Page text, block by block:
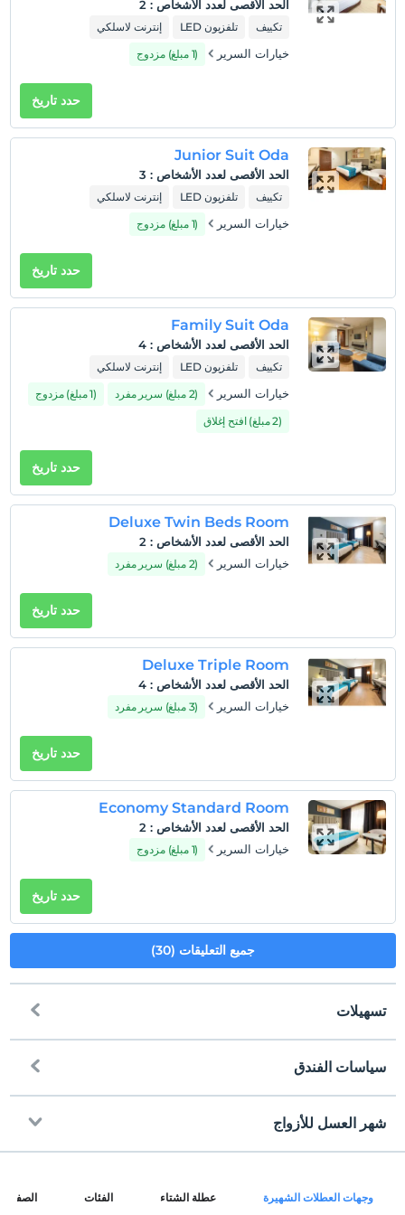
سياسات الفندق
حيوانات أليفة
غير مسموح بالحيوانات الأليفة
ممنوع التدخين في الغرفة
الحد الأقصى لعدد الأشخاص :
2
تكييف تلفزيون LED إنترنت لاسلكي
خيارات السرير (1 مبلغ) مزدوج
حدد تاريخ
Junior Suit Oda
الحد الأقصى لعدد الأشخاص :
3
تكييف تلفزيون LED إنترنت لاسلكي
خيارات السرير (1 مبلغ) مزدوج
حدد تاريخ
Family Suit Oda
الحد الأقصى لعدد الأشخاص :
4
تكييف تلفزيون LED إنترنت لاسلكي
خيارات السرير (2 مبلغ) سرير مفرد
(1 مبلغ) مزدوج
(2 مبلغ) افتح إغلاق
حدد تاريخ
Deluxe Twin Beds Room
الحد الأقصى لعدد الأشخاص :
2
خيارات السرير
(2 مبلغ) سرير مفرد
حدد تاريخ
Deluxe Triple Room
الحد الأقصى لعدد الأشخاص :
4
خيارات السرير
(3 مبلغ) سرير مفرد
حدد تاريخ
Economy Standard Room
الحد الأقصى لعدد الأشخاص :
2
خيارات السرير
(1 مبلغ) مزدوج
حدد تاريخ
جميع التعليقات (30)
تسهيلات
سياسات الفندق
تسجيل الوصول
بعد 14:00
تسجيل المغادرة
حيوانات أليفة
شهر العسل للأزواج
وجهات العطلات الشهيرة عطلة الشتاء الفئات